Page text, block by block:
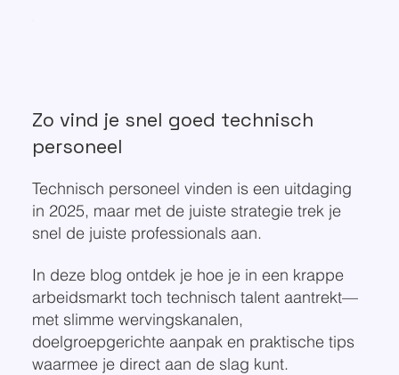
Zo vind je snel goed technisch
personeel
Technisch personeel vinden is een uitdaging
in 2025, maar met de juiste strategie trek je
snel de juiste professionals aan.
In deze blog ontdek je hoe je in een krappe
arbeidsmarkt toch technisch talent aantrekt—
met slimme wervingskanalen,
doelgroepgerichte aanpak en praktische tips
waarmee je direct aan de slag kunt.